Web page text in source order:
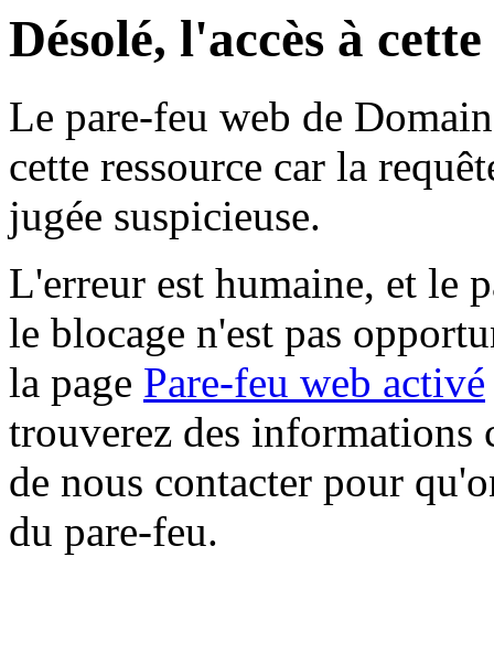
Désolé, l'accès à
Le pare-feu web de
cette ressource car la
jugée suspicieuse.
L'erreur est humaine, et le
le blocage n'est pas
la page Pare-feu web activé
trouverez des informations
de nous contacter pour
du pare-feu.